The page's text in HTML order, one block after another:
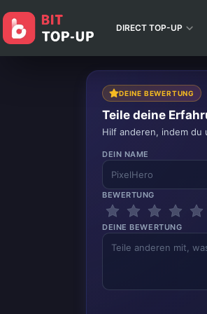
DIRECT TOP-UP
DEINE BEWERTUNG
Teile deine
Hilf anderen, indem
DEIN NAME
BEWERTUNG
DEINE BEWERTUNG